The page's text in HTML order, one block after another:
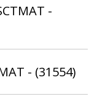
-
- (31554)